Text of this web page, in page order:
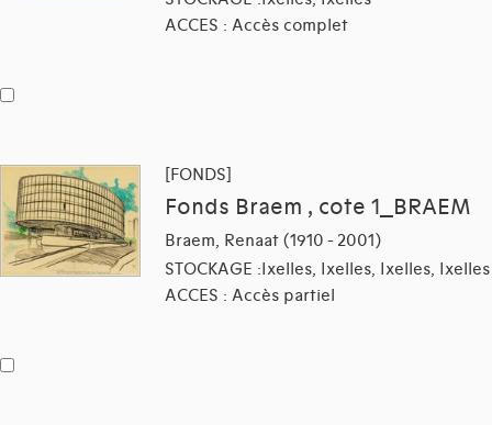
ACCES : Accès complet
[FONDS]
Fonds Braem , cote 1_BRAEM
Braem, Renaat (1910 - 2001)
STOCKAGE :Ixelles, Ixelles, Ixelles, Ixelles
ACCES : Accès partiel